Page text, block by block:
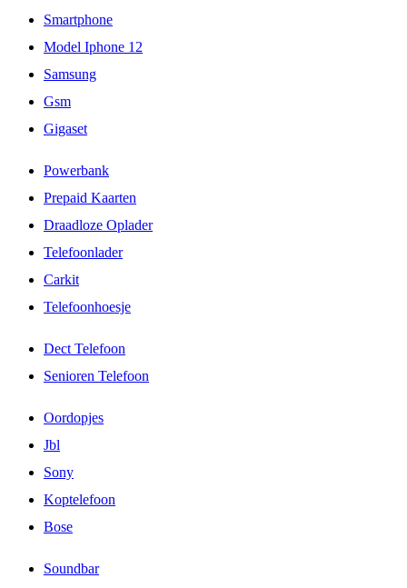
Smartphone
Model Iphone 12
Samsung
Gsm
Gigaset
Powerbank
Prepaid Kaarten
Draadloze Oplader
Telefoonlader
Carkit
Telefoonhoesje
Dect Telefoon
Senioren Telefoon
Oordopjes
Jbl
Sony
Koptelefoon
Bose
Soundbar